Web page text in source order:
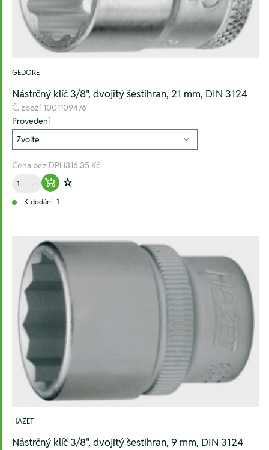
GEDORE
Nástrčný klíč 3/8", dvojitý šestihran, 21 mm, DIN 3124
Č. zboží 1001109476
Provedení
Cena bez DPH316,35 Kč
Množství
Warenkorb hinzufügen
Zur Wunschliste hinzufügen
K dodání: 1
HAZET
Nástrčný klíč 3/8", dvojitý šestihran, 9 mm, DIN 3124